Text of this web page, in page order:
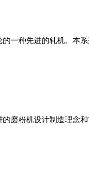
一种先进的轧机。本
磨粉机设计制造理念